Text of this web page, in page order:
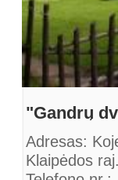
"Gandrų
Adresas:
Klaipėdos raj.